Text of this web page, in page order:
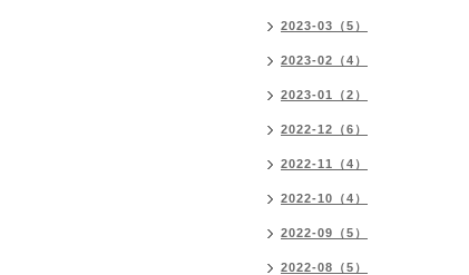
2023-03（5）
2023-02（4）
2023-01（2）
2022-12（6）
2022-11（4）
2022-10（4）
2022-09（5）
2022-08（5）